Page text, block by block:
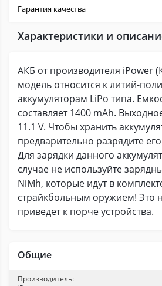
Гарантия качества
Характеристики и
АКБ от производителя iPower
модель относится к литий-
аккумуляторам LiPo типа.
составляет 1400 mAh.
11.1 V. Чтобы хранить
предварительно разрядите
Для зарядки данного
случае не используйте
NiMh, которые идут в
страйкбольным оружием! Это
приведет к порче устройства.
Общие
Производитель: